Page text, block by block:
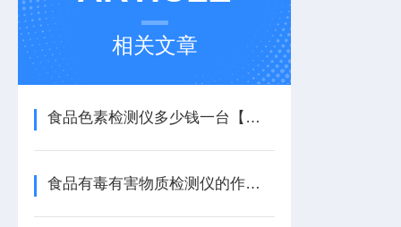
相关文章
食品色素检测仪多少钱一台【震撼上市】食品色素检测仪
食品有毒有害物质检测仪的作用【重磅推荐】食品有毒有害物质检测仪